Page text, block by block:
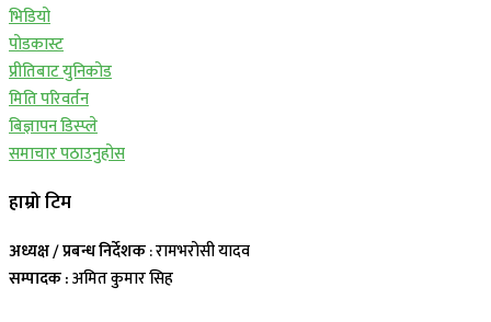
भिडियो
पोडकास्ट
प्रीतिबाट युनिकोड
मिति परिवर्तन
बिज्ञापन डिस्प्ले
समाचार पठाउनुहोस
हाम्रो टिम
अध्यक्ष / प्रबन्ध निर्देशक: रामभरोसी यादव
सम्पादक :अमित कुमार सिह